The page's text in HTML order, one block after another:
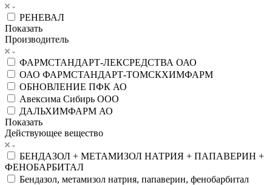
РЕНЕВАЛ
Показать
Производитель
ФАРМСТАНДАРТ-ЛЕКСРЕДСТВА ОАО
ОАО ФАРМСТАНДАРТ-ТОМСКХИМФАРМ
ОБНОВЛЕНИЕ ПФК АО
Авексима Сибирь ООО
ДАЛЬХИМФАРМ АО
Показать
Действующее вещество
БЕНДАЗОЛ + МЕТАМИЗОЛ НАТРИЯ + ПАПАВЕРИН +
ФЕНОБАРБИТАЛ
Бендазол, метамизол натрия, папаверин, фенобарбитал